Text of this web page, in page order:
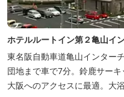
ホテルルートイン第２亀山イ
東名阪自動車道亀山インター
団地まで車で7分。鈴鹿サー
大阪へのアクセスに最適。大